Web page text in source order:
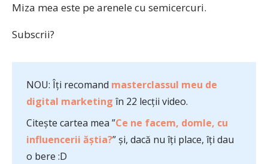
Miza mea este pe arenele cu semicercuri.
Subscrii?
NOU: Îți recomand masterclassul meu de
digital marketing în 22 lecții video.
Citește cartea mea ”Ce ne facem, domle, cu
influencerii ăștia?” și, dacă nu îți place, îți dau
o bere :D